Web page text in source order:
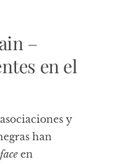
–
en el
y
han
en